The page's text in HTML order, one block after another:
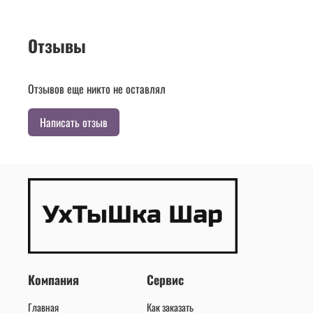
Отзывы
Отзывов еще никто не оставлял
Написать отзыв
Компания
Главная
Сервис
Как заказать